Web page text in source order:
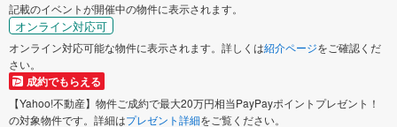
記載のイベントが開催中の物件に表示されます。
オンライン対応可
オンライン対応可能な物件に表示されます。詳しくは紹介ページをご確認くだ
さい。
成約でもらえる
【Yahoo!不動産】物件ご成約で最大20万円相当PayPayポイントプレゼント！
の対象物件です。詳細はプレゼント詳細をご覧ください。